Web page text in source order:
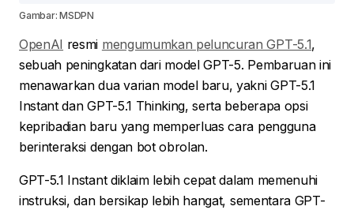
Gambar: MSDPN
OpenAI resmi mengumumkan peluncuran GPT-5.1,
sebuah peningkatan dari model GPT-5. Pembaruan ini
menawarkan dua varian model baru, yakni GPT-5.1
Instant dan GPT-5.1 Thinking, serta beberapa opsi
kepribadian baru yang memperluas cara pengguna
berinteraksi dengan bot obrolan.
GPT-5.1 Instant diklaim lebih cepat dalam memenuhi
instruksi, dan bersikap lebih hangat, sementara GPT-